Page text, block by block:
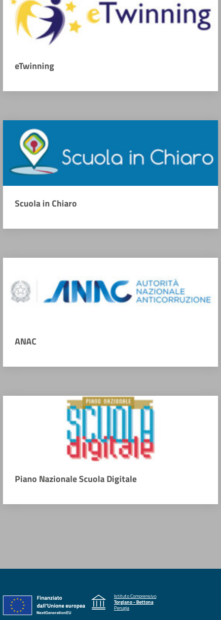
eTwinning
Scuola in Chiaro
ANAC
Piano Nazionale Scuola Digitale
Istituto Comprensivo
Torgiano - Bettona
Perugia